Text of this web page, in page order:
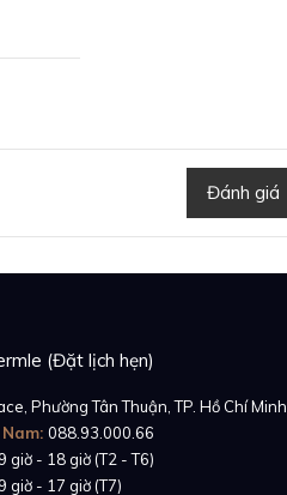
Đánh giá
(Đặt lịch hẹn)
Phường Tân Thuận, TP. Hồ Chí Minh
088.93.000.66
9 giờ - 18 giờ (T2 - T6)
9 giờ - 17 giờ (T7)